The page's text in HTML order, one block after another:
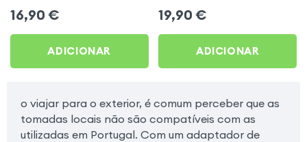
Viagem, Tomada UK / EU
/ US - LinQ Branco
16,90 €
ADICIONAR
AUS, NZ, UE) com portas
USB + USB-C Akashi -
preto
19,90 €
ADICIONAR
o viajar para o exterior, é comum perceber que as
tomadas locais não são compatíveis com as
utilizadas em Portugal. Com um adaptador de